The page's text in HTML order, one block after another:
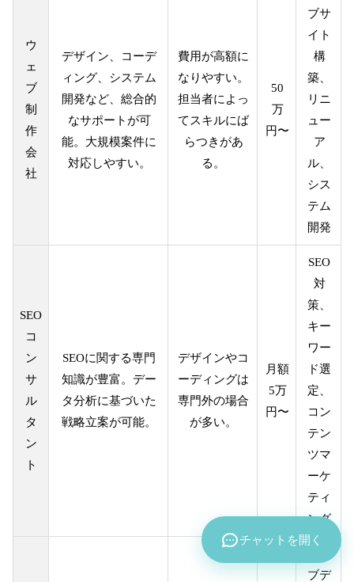
ウ
ェ
ブ
制
作
会
社
デザイン、コーデ
ィング、システム
開発など、総合的
なサポートが可
能。大規模案件に
対応しやすい。
費用が高額に
なりやすい。
担当者によっ
てスキルにば
らつきがあ
る。
50
万
円〜
ブサ
イト
構
築、
リニ
ュー
ア
ル、
シス
テム
開発
SEO
コ
ン
サ
ル
タ
ン
ト
SEOに関する専門
知識が豊富。デー
タ分析に基づいた
戦略立案が可能。
デザインやコ
ーディングは
専門外の場合
が多い。
月額
5万
円〜
SEO
対
策、
キー
ワー
ド選
定、
コン
テン
ツマ
ーケ
ティ
ング
ブデ
チャットを開く